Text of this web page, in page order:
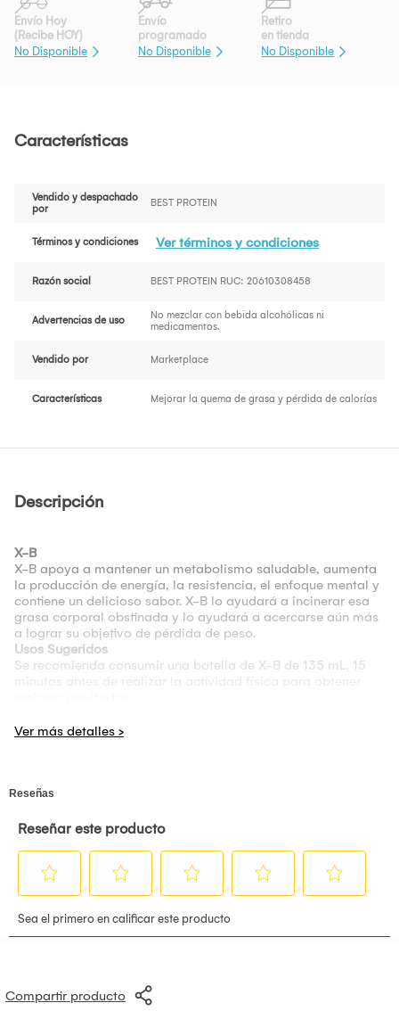
Envío Hoy
(Recibe HOY)
No Disponible
Envío
programado
No Disponible
Retiro
en tienda
No Disponible
Características
Vendido y despachado
por
BEST PROTEIN
Términos y condiciones Ver términos y condiciones
Razón social BEST PROTEIN RUC: 20610308458
Advertencias de uso
No mezclar con bebida alcohólicas ni
medicamentos.
Vendido por Marketplace
Características Mejorar la quema de grasa y pérdida de calorías
Descripción
X-B
X-B apoya a mantener un metabolismo saludable, aumenta
la producción de energía, la resistencia, el enfoque mental y
contiene un delicioso sabor. X-B lo ayudará a incinerar esa
grasa corporal obstinada y lo ayudará a acercarse aún más
a lograr su objetivo de pérdida de peso.
Usos Sugeridos
Se recomienda consumir una botella de X-B de 135 mL, 15
tipo de actividad física y que deseen mejorar su rendimiento.
Se recomienda consumir una botella de X-B de 135 mL, 15
Advertencia
embarazadas, personas sensibles a la cafeína.
· No mezclar con bebida alcohólicas ni medicamentos.
Presentación:
Pack de 15 Botellas 135ml.
Compartir producto